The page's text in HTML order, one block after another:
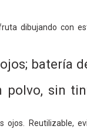
dibujando con
batería
polvo, sin
Reutilizable,